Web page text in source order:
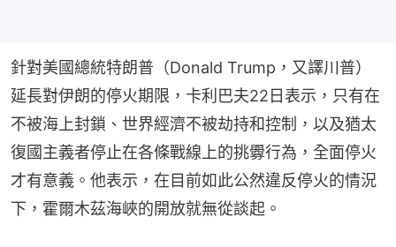
針對美國總統特朗普（Donald Trump，又譯川普）
延長對伊朗的停火期限，卡利巴夫22日表示，只有在
不被海上封鎖、世界經濟不被劫持和控制，以及猶太
復國主義者停止在各條戰線上的挑釁行為，全面停火
才有意義。他表示，在目前如此公然違反停火的情況
下，霍爾木茲海峽的開放就無從談起。